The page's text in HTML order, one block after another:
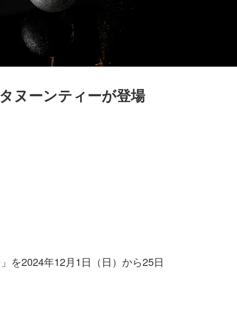
ヌーンティーが登場
を2024年12月1日（日）から25日